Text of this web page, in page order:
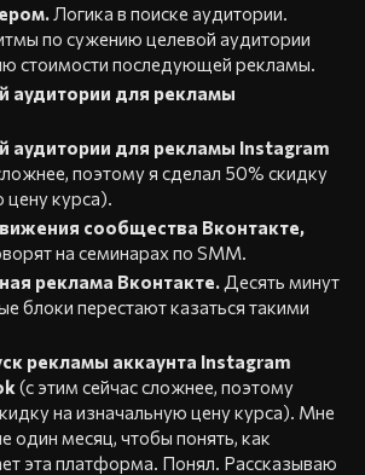
Логика в поиске аудитории.
по сужению целевой аудитории
стоимости последующей рекламы.
аудитории для рекламы
аудитории для рекламы Instagram
поэтому я сделал 50% скидку
цену курса).
сообщества Вконтакте,
на семинарах по SMM.
реклама Вконтакте. Десять минут
блоки перестают казаться такими
рекламы аккаунта Instagram
(c этим сейчас сложнее, поэтому
на изначальную цену курса). Мне
один месяц, чтобы понять, как
эта платформа. Понял. Рассказываю